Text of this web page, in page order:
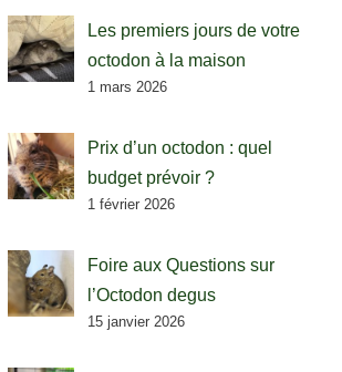
Les premiers jours de votre
octodon à la maison
1 mars 2026
Prix d’un octodon : quel
budget prévoir ?
1 février 2026
Foire aux Questions sur
l’Octodon degus
15 janvier 2026